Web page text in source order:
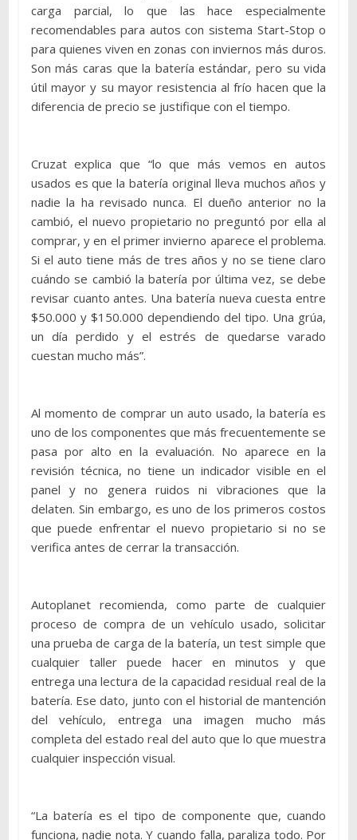
carga parcial, lo que las hace especialmente
recomendables para autos con sistema Start-Stop o
para quienes viven en zonas con inviernos más duros.
Son más caras que la batería estándar, pero su vida
útil mayor y su mayor resistencia al frío hacen que la
diferencia de precio se justifique con el tiempo.
Cruzat explica que “lo que más vemos en autos
usados es que la batería original lleva muchos años y
nadie la ha revisado nunca. El dueño anterior no la
cambió, el nuevo propietario no preguntó por ella al
comprar, y en el primer invierno aparece el problema.
Si el auto tiene más de tres años y no se tiene claro
cuándo se cambió la batería por última vez, se debe
revisar cuanto antes. Una batería nueva cuesta entre
$50.000 y $150.000 dependiendo del tipo. Una grúa,
un día perdido y el estrés de quedarse varado
cuestan mucho más”.
Al momento de comprar un auto usado, la batería es
uno de los componentes que más frecuentemente se
pasa por alto en la evaluación. No aparece en la
revisión técnica, no tiene un indicador visible en el
panel y no genera ruidos ni vibraciones que la
delaten. Sin embargo, es uno de los primeros costos
que puede enfrentar el nuevo propietario si no se
verifica antes de cerrar la transacción.
Autoplanet recomienda, como parte de cualquier
proceso de compra de un vehículo usado, solicitar
una prueba de carga de la batería, un test simple que
cualquier taller puede hacer en minutos y que
entrega una lectura de la capacidad residual real de la
batería. Ese dato, junto con el historial de mantención
del vehículo, entrega una imagen mucho más
completa del estado real del auto que lo que muestra
cualquier inspección visual.
“La batería es el tipo de componente que, cuando
funciona, nadie nota. Y cuando falla, paraliza todo. Por